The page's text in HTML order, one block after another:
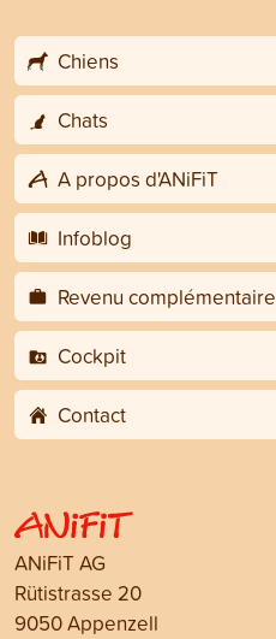
Chiens
Chats
A propos d'ANiFiT
Infoblog
Revenu complémentaire
Cockpit
Contact
ANiFiT AG
Rütistrasse 20
9050 Appenzell